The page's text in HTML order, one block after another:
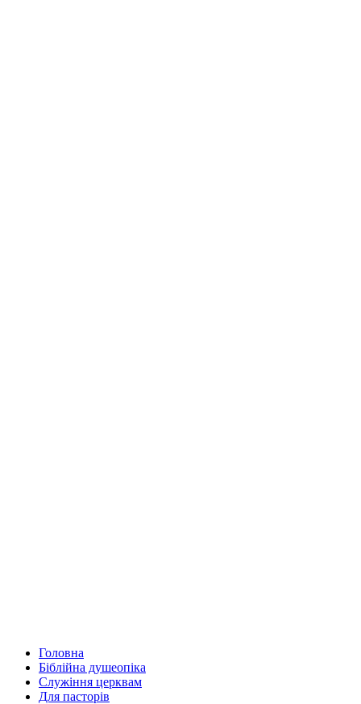
Головна
Біблійна душеопіка
Служіння церквам
Для пасторів